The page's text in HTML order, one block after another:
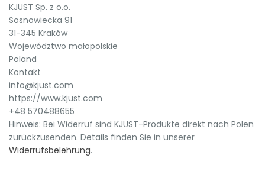
KJUST Sp. z o.o.
Sosnowiecka 91
31-345 Kraków
Województwo małopolskie
Poland
Kontakt
info@kjust.com
https://www.kjust.com
+48 570488655
Hinweis: Bei Widerruf sind KJUST-Produkte direkt nach Polen
zurückzusenden. Details finden Sie in unserer
Widerrufsbelehrung.